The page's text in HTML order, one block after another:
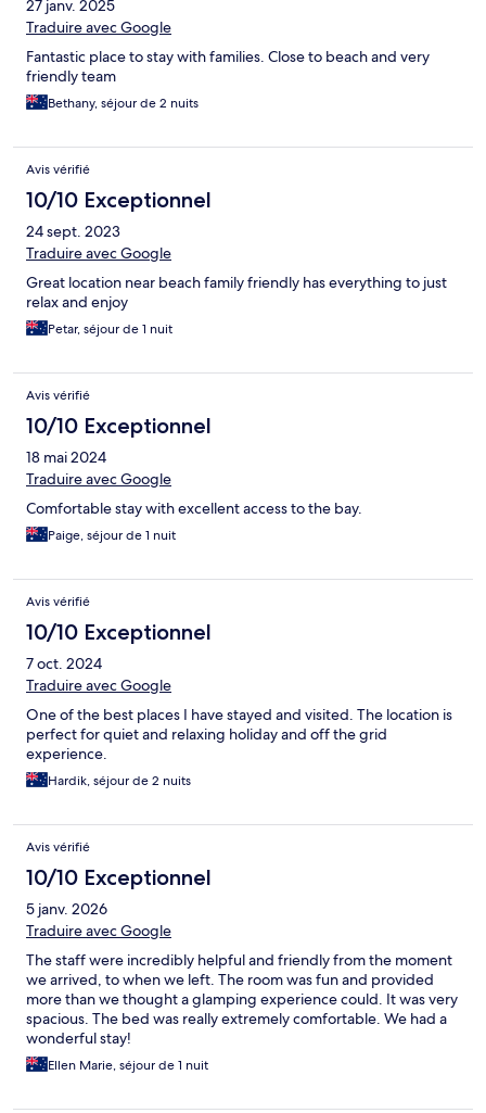
27 janv. 2025
Traduire avec Google
Fantastic place to stay with families. Close to beach and very
friendly team
Bethany, séjour de 2 nuits
Avis vérifié
10/10 Exceptionnel
24 sept. 2023
Traduire avec Google
Great location near beach family friendly has everything to just
relax and enjoy
Petar, séjour de 1 nuit
Avis vérifié
10/10 Exceptionnel
18 mai 2024
Traduire avec Google
Comfortable stay with excellent access to the bay.
Paige, séjour de 1 nuit
Avis vérifié
10/10 Exceptionnel
7 oct. 2024
Traduire avec Google
One of the best places I have stayed and visited. The location is
perfect for quiet and relaxing holiday and off the grid
experience.
Hardik, séjour de 2 nuits
Avis vérifié
10/10 Exceptionnel
5 janv. 2026
Traduire avec Google
The staff were incredibly helpful and friendly from the moment
we arrived, to when we left. The room was fun and provided
more than we thought a glamping experience could. It was very
spacious. The bed was really extremely comfortable. We had a
wonderful stay!
Ellen Marie, séjour de 1 nuit